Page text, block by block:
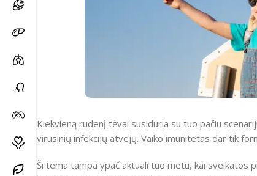
Kiekvieną rudenį tėvai susiduria su tuo pačiu
virusinių infekcijų atvejų. Vaiko imunitetas dar tik
Ši tema tampa ypač aktuali tuo metu, kai sveikatos